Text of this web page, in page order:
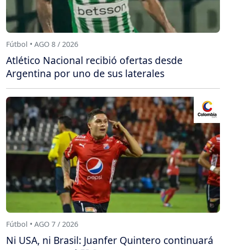
Fútbol • AGO 8 / 2026
Atlético Nacional recibió ofertas desde
Argentina por uno de sus laterales
Fútbol • AGO 7 / 2026
Ni USA, ni Brasil: Juanfer Quintero continuará